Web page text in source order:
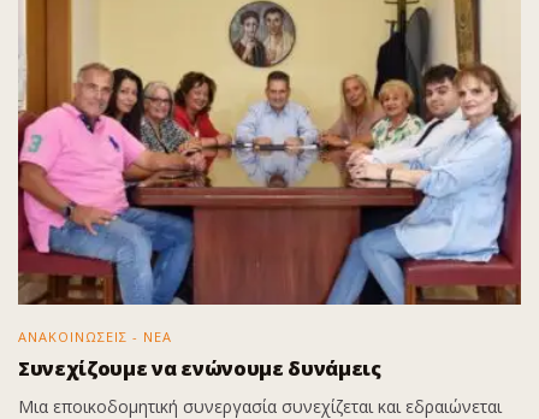
ΑΝΑΚΟΙΝΩΣΕΙΣ - ΝΕΑ
Συνεχίζουμε να ενώνουμε δυνάμεις
Μια εποικοδομητική συνεργασία συνεχίζεται και εδραιώνεται